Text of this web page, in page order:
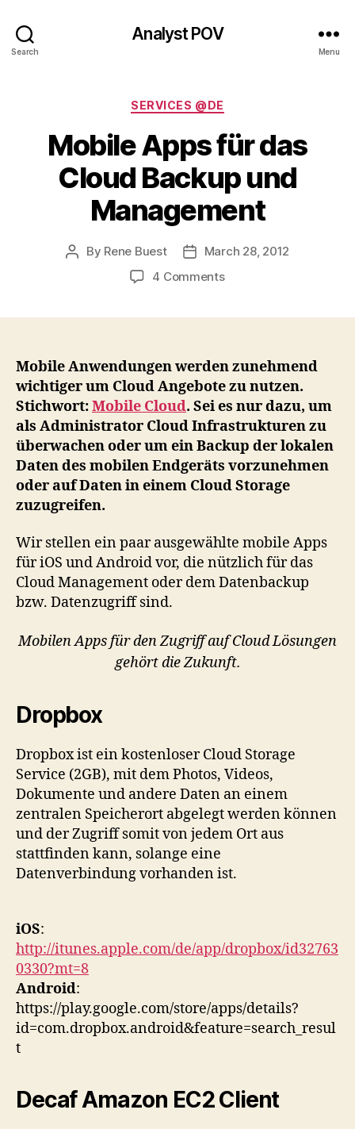
Search
Analyst POV
Menu
Categories
SERVICES @DE
Mobile Apps für das
Cloud Backup und
Management
Post
By Rene Buest
PostMarch 28, 2012
4 Commentson
Cloud
Backup
Management
Mobile Anwendungen werden zunehmend
wichtiger um Cloud Angebote zu nutzen.
Stichwort:Mobile Cloud. Sei es nur dazu, um
als Administrator Cloud Infrastrukturen zu
überwachen oder um ein Backup der lokalen
Daten des mobilen Endgeräts vorzunehmen
oder auf Daten in einem Cloud Storage
zuzugreifen.
Wir stellen ein paar ausgewählte mobile Apps
für iOS und Android vor, die nützlich für das
Cloud Management oder dem Datenbackup
bzw. Datenzugriff sind.
Mobilen Apps für den Zugriff auf Cloud Lösungen
gehört die Zukunft.
Dropbox
Dropbox ist ein kostenloser Cloud Storage
Service (2GB), mit dem Photos, Videos,
Dokumente und andere Daten an einem
zentralen Speicherort abgelegt werden können
und der Zugriff somit von jedem Ort aus
stattfinden kann, solange eine
Datenverbindung vorhanden ist.
iOS:
http://itunes.apple.com/de/app/dropbox/id32763
0330?mt=8
Android:
https://play.google.com/store/apps/details?
id=com.dropbox.android&feature=search_resul
t
Decaf Amazon EC2 Client